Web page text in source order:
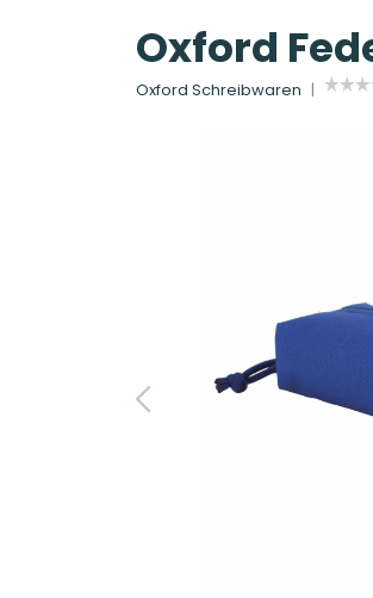
Oxford
Oxford Schreibwaren